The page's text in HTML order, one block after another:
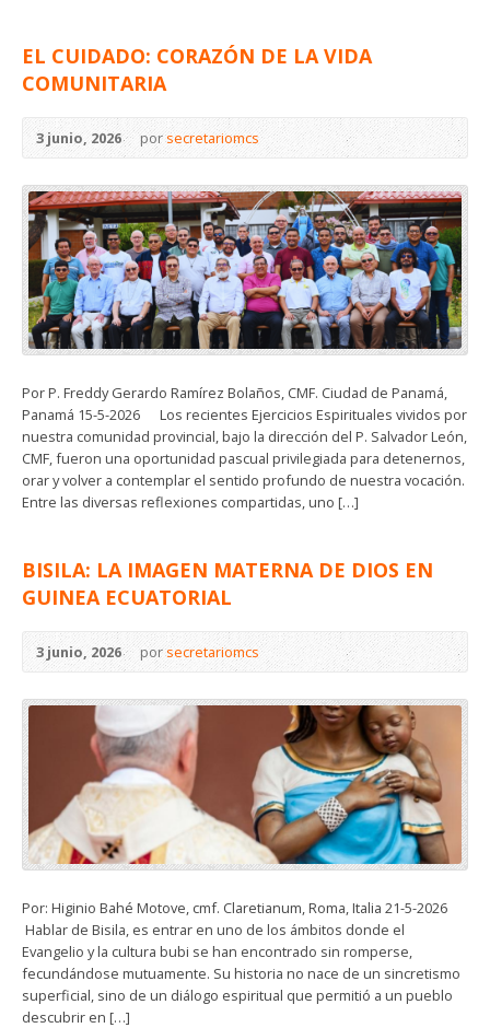
EL CUIDADO: CORAZÓN DE LA VIDA
COMUNITARIA
3 junio, 2026 porsecretariomcs
Por P. Freddy Gerardo Ramírez Bolaños, CMF. Ciudad de Panamá,
Panamá 15-5-2026 Los recientes Ejercicios Espirituales vividos por
nuestra comunidad provincial, bajo la dirección del P. Salvador León,
CMF, fueron una oportunidad pascual privilegiada para detenernos,
orar y volver a contemplar el sentido profundo de nuestra vocación.
Entre las diversas reflexiones compartidas, uno […]
BISILA: LA IMAGEN MATERNA DE DIOS EN
GUINEA ECUATORIAL
3 junio, 2026 porsecretariomcs
Por: Higinio Bahé Motove, cmf. Claretianum, Roma, Italia 21-5-2026
Hablar de Bisila, es entrar en uno de los ámbitos donde el
Evangelio y la cultura bubi se han encontrado sin romperse,
fecundándose mutuamente. Su historia no nace de un sincretismo
superficial, sino de un diálogo espiritual que permitió a un pueblo
descubrir en […]